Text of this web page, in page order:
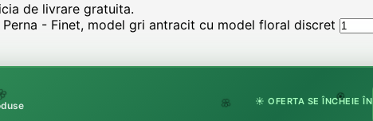
de livrare gratuita.
- Finet, model gri antracit cu model floral discret
🌸 🏵️
☀️ OFERTA SE ÎNCHEIE ÎN